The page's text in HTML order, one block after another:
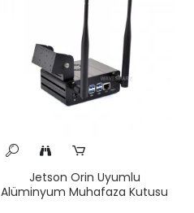
Jetson Orin Uyumlu
Alüminyum Muhafaza Kutusu